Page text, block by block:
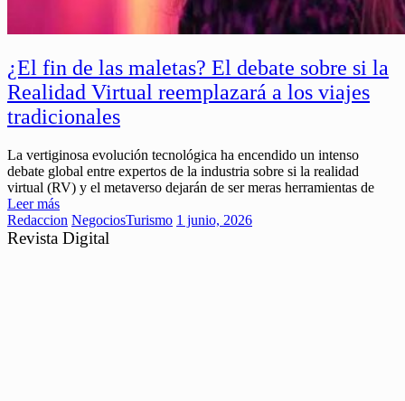
¿El fin de las maletas? El debate sobre si la
Realidad Virtual reemplazará a los viajes
tradicionales
La vertiginosa evolución tecnológica ha encendido un intenso
debate global entre expertos de la industria sobre si la realidad
virtual (RV) y el metaverso dejarán de ser meras herramientas de
Leer más
Redaccion NegociosTurismo 1 junio, 2026
Revista Digital